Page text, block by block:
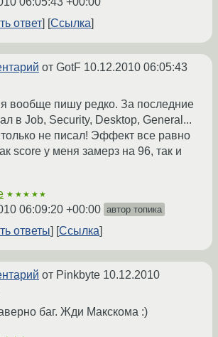
ответ
Ссылка
от GotF 10.12.2010 06:05:43
я вообще пишу редко. За последние
в Job, Security, Desktop, General...
только не писал! Эффект все равно
score у меня замерз на 96, так и
★★★★★
06:09:20 +00:00 автор топика
ответы Ссылка
от Pinkbyte 10.12.2010
баг. Жди Макскома :)